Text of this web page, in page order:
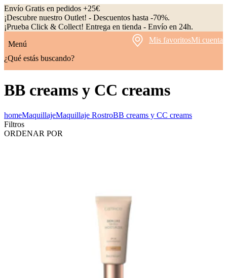
Envío Gratis en pedidos +25€
¡Descubre nuestro Outlet! - Descuentos hasta -70%.
¡Prueba Click & Collect! Entrega en tienda - Envío en 24h.
Menú
Mis favoritosMi cuenta
¿Qué estás buscando?
BB creams y CC creams
homeMaquillajeMaquillaje RostroBB creams y CC creams
Filtros
ORDENAR POR